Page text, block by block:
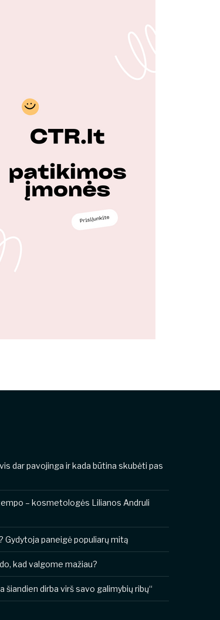
dar pavojinga ir kada būtina skubėti pas
– kosmetologės Lilianos Andruli
paneigė populiarų mitą
kad valgome mažiau?
dirba virš savo galimybių ribų“